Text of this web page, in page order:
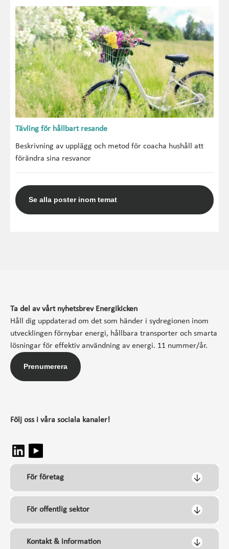
Tävling för hållbart resande
Beskrivning av upplägg och metod för coacha hushåll att
förändra sina resvanor
Se alla poster inom temat
Ta del av vårt nyhetsbrev Energikicken
Håll dig uppdaterad om det som händer i sydregionen inom
utvecklingen förnybar energi, hållbara transporter och smarta
lösningar för effektiv användning av energi. 11 nummer/år.
Prenumerera
Följ oss i våra sociala kanaler!
För företag
För offentlig sektor
Kontakt & information